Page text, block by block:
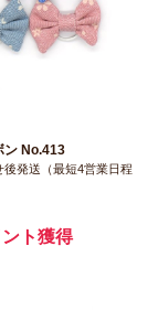
ン No.413
後発送（最短4営業日程
ト獲得